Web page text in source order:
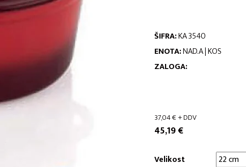
ŠIFRA:KA 3540
ENOTA:NAD.A | KOS
ZALOGA:
37,04€+ DDV
45,19€
Velikost